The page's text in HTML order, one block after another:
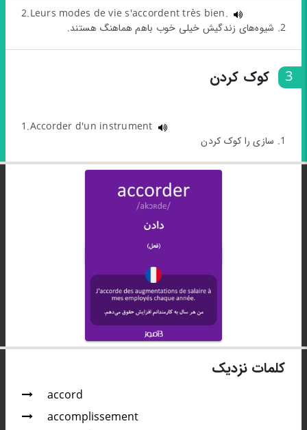
2.Leurs modes de vie s'accordent très bien.
2. شیوه‌های زندگیش خیلی خوب باهم هماهنگ هستند.
3 کوک کردن
1.Accorder d'un instrument
1. سازی را کوک کردن
کلمات نزدیک
accord
accomplissement